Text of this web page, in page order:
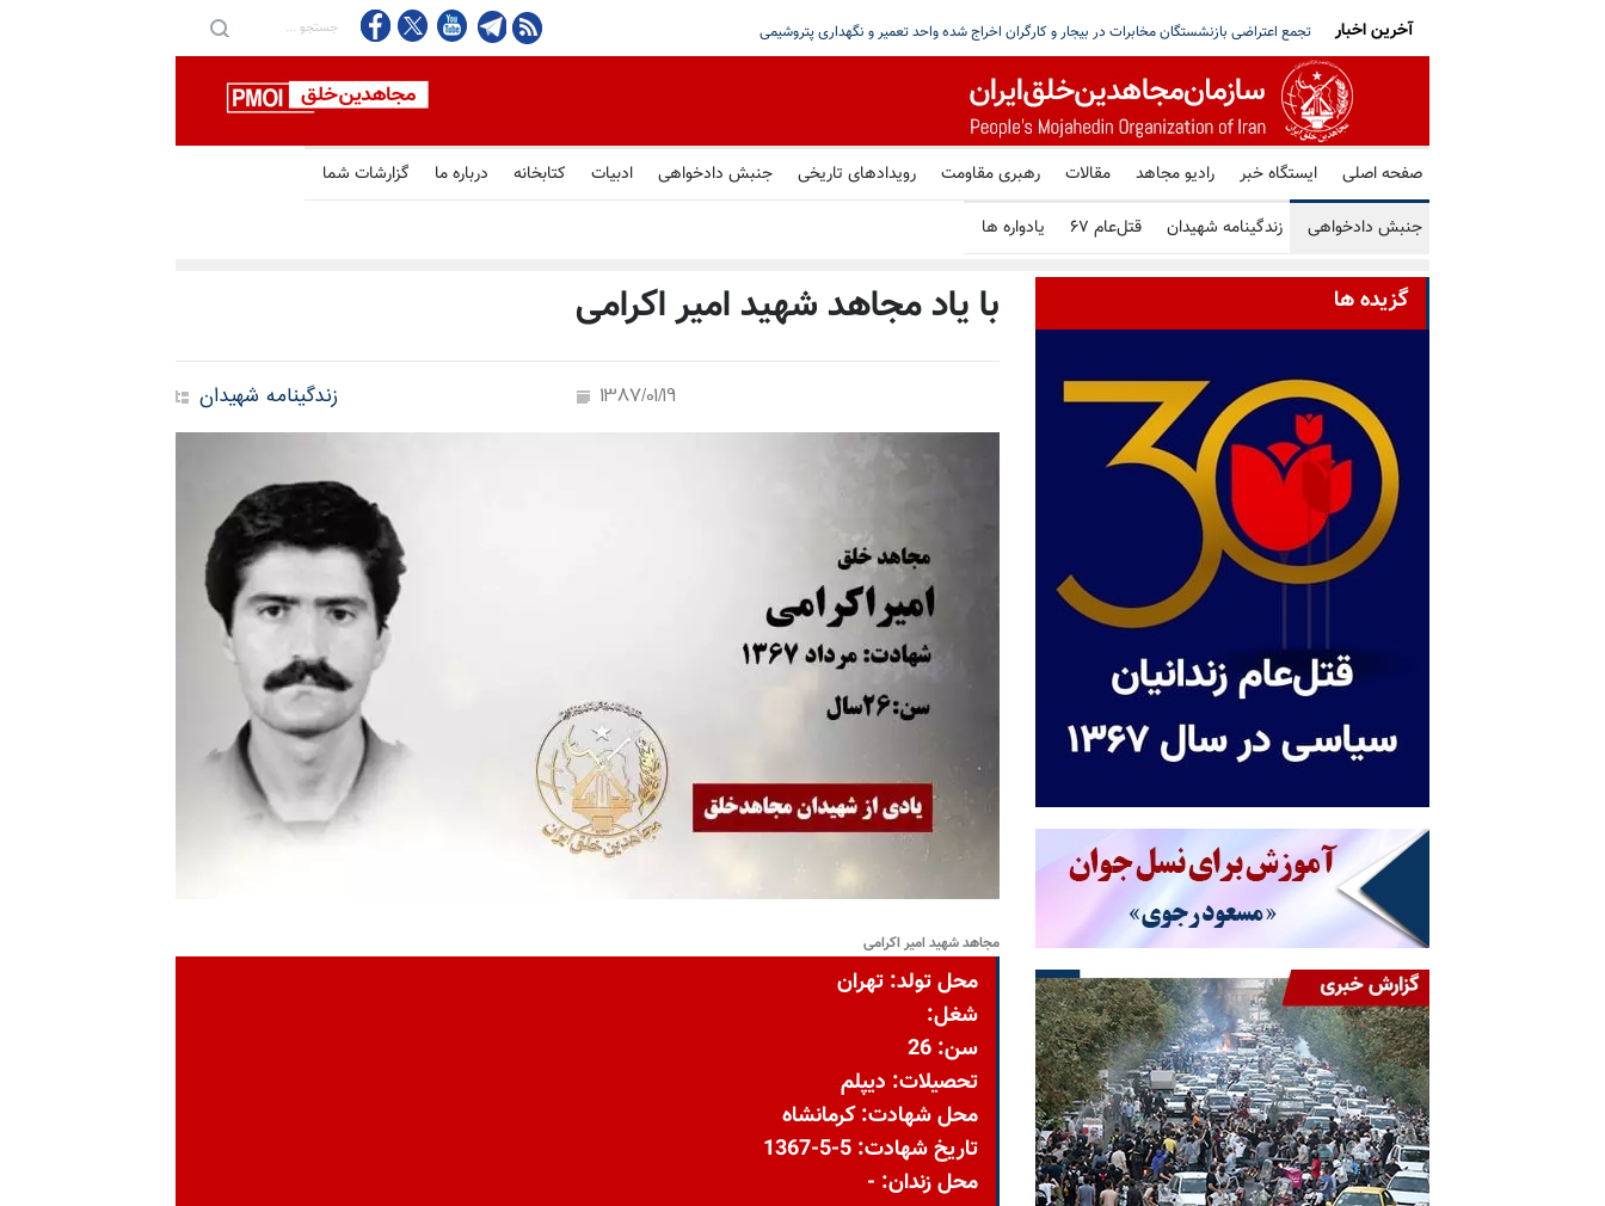
تجمع اعتراضی بازنشستگان مخابرات در بیجار و کارگران اخراج شده واحد تعمیر و نگهداری پتروشیمی آخرین اخبار
صفحه اصلی ایستگاه خبر رادیو مجاهد مقالات رهبری مقاومت رویدادهای تاریخی جنبش دادخواهی ادبیات کتابخانه درباره ما گزارشات شما
جنبش دادخواهی زندگینامه شهیدان قتل‌عام ۶۷ یادواره ها
با یاد مجاهد شهید امیر اکرامی
زندگینامه شهیدان 1387/01/19
مجاهد شهید امیر اکرامی
محل تولد: تهران
شغل:
سن: 26
تحصیلات: دیپلم
محل شهادت: کرمانشاه
تاریخ شهادت: 5-5-1367
محل زندان: -
گزیده ها